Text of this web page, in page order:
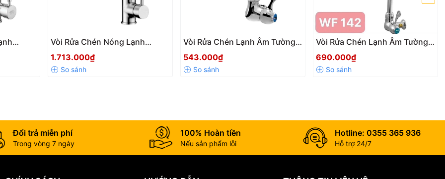
chóng.
WUFENG
tiếng với các sản phẩm vòi nước, thiết bị vệ sinh xuất khẩu trên30 quốc gia
TƯ TUẤN PHÁT
–
Vòi Rửa Chén Nóng Lạnh
Wufeng WF-570 Cao Cấp –
Đồng Nguyên Chất, Mạ 6 Lớp
Niken Crom
1.713.000₫
Vòi Rửa Chén Lạnh Âm Tường
Wufeng WF142D Chính Hãng –
Đồng Mạ Crom Niken Cao Cấp
543.000₫
Vòi Rửa Chén Lạnh Âm Tường
Wufeng WF-142 – Cần Dài
Xoay 360°, Đồng Mạ Crom-
Niken Cao Cấp
690.000₫
Đổi trả miễn phí
Trong vòng 7 ngày
100% Hoàn tiền
Nếu sản phẩm lỗi
Hotline: 0355 365 936
Hỗ trợ 24/7